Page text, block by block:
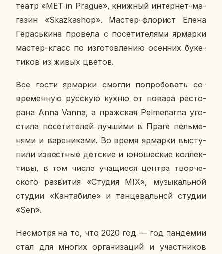
театр «MET in Prague», книж­ный ин­тер­нет-ма­
га­зин «Skazkashop». Мастер-фло­рист Елена
Ге­рась­ки­на про­ве­ла с по­се­ти­те­ля­ми яр­мар­ки
мастер-класс по из­го­тов­ле­нию осен­них бу­ке­
ти­ков из живых цветов.
Все гости яр­мар­ки смогли по­про­бо­вать со­
вре­мен­ную рус­скую кухню от повара ре­сто­
ра­на Anna Vanna, а праж­ская Pelmenarna уго­
сти­ла по­се­ти­те­лей луч­ши­ми в Праге пель­ме­
ня­ми и ва­ре­ни­ка­ми. Во время яр­мар­ки вы­сту­
пи­ли из­вест­ные дет­ские и юно­ше­ские кол­лек­
ти­вы, в том числе уча­щи­е­ся центра твор­че­
ско­го раз­ви­тия «Студия MIX», му­зы­каль­ной
студии «Кан­та­би­ле» и тан­це­валь­ной студии
«Sen».
Несмот­ря на то, что 2020 год — год пан­де­мии
стал для многих ор­га­ни­за­ций и участ­ни­ков